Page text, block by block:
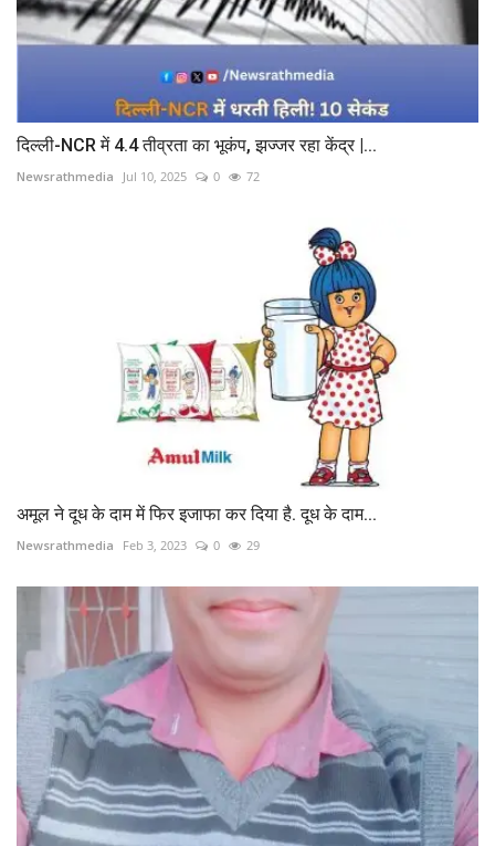
दिल्ली-NCR में 4.4 तीव्रता का भूकंप, झज्जर रहा केंद्र |...
Newsrathmedia Jul 10, 2025 0 72
अमूल ने दूध के दाम में फिर इजाफा कर दिया है. दूध के दाम...
Newsrathmedia Feb 3, 2023 0 29